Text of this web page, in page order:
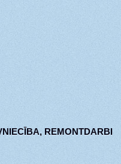
REMONTDARBI